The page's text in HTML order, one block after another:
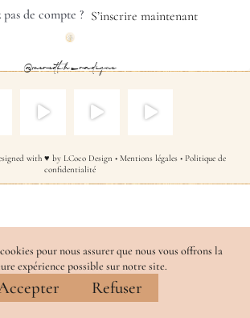
pour nous assurer que nous vous offrons la
expérience possible sur notre site.
Refuser
pas de compte ? S’inscrire maintenant
@meredith_radigue
with ♥ by LCoco Design • Mentions légales • Politique de
confidentialité